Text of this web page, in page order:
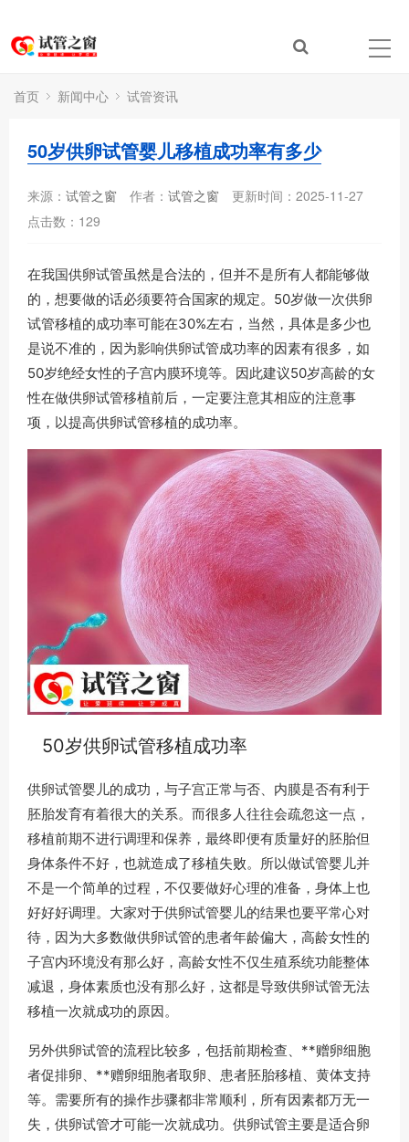
首页 新闻中心 试管资讯
50岁供卵试管婴儿移植成功率有多少
来源： 试管之窗 作者： 试管之窗
更新时间：2025-11-27
点击数： 129
在我国供卵试管虽然是合法的，但并不是所有人都能够做
的，想要做的话必须要符合国家的规定。50岁做一次供卵
试管移植的成功率可能在30%左右，当然，具体是多少也
是说不准的，因为影响供卵试管成功率的因素有很多，如
50岁绝经女性的子宫内膜环境等。因此建议50岁高龄的女
性在做供卵试管移植前后，一定要注意其相应的注意事
项，以提高供卵试管移植的成功率。
50岁供卵试管移植成功率
供卵试管婴儿的成功，与子宫正常与否、内膜是否有利于
胚胎发育有着很大的关系。而很多人往往会疏忽这一点，
移植前期不进行调理和保养，最终即便有质量好的胚胎但
身体条件不好，也就造成了移植失败。所以做试管婴儿并
不是一个简单的过程，不仅要做好心理的准备，身体上也
好好好调理。大家对于供卵试管婴儿的结果也要平常心对
待，因为大多数做供卵试管的患者年龄偏大，高龄女性的
子宫内环境没有那么好，高龄女性不仅生殖系统功能整体
减退，身体素质也没有那么好，这都是导致供卵试管无法
移植一次就成功的原因。
另外供卵试管的流程比较多，包括前期检查、**赠卵细胞
者促排卵、**赠卵细胞者取卵、患者胚胎移植、黄体支持
等。需要所有的操作步骤都非常顺利，所有因素都万无一
失，供卵试管才可能一次就成功。供卵试管主要是适合卵